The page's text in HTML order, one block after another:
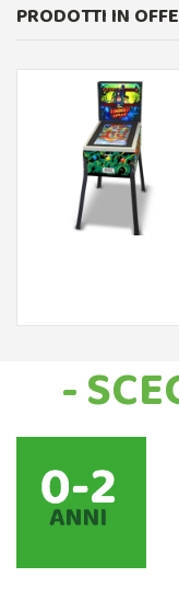
PRODOTTI IN
-